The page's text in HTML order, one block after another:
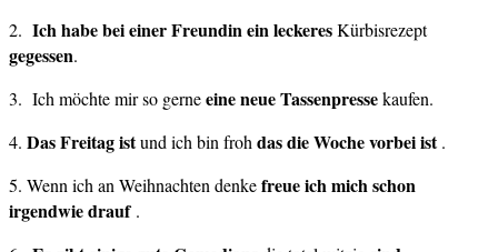
2. Ich habe bei einer Freundin ein leckeresKürbisrezept
gegessen.
3. Ich möchte mir so gerneeine neue Tassenpressekaufen.
4. Das Freitag istund ich bin froh das die Woche vorbei ist.
5. Wenn ich an Weihnachten denkefreue ich mich schon
irgendwie drauf.